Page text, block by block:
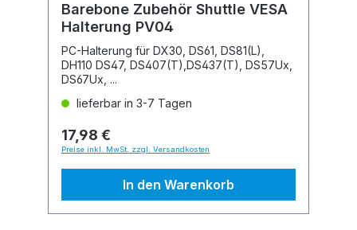
Barebone Zubehör Shuttle VESA
Halterung PV04
PC-Halterung für DX30, DS61, DS81(L),
DH110 DS47, DS407(T),DS437(T), DS57Ux,
DS67Ux, ...
lieferbar in 3-7 Tagen
17,98 €
Preise inkl. MwSt. zzgl. Versandkosten
In den Warenkorb